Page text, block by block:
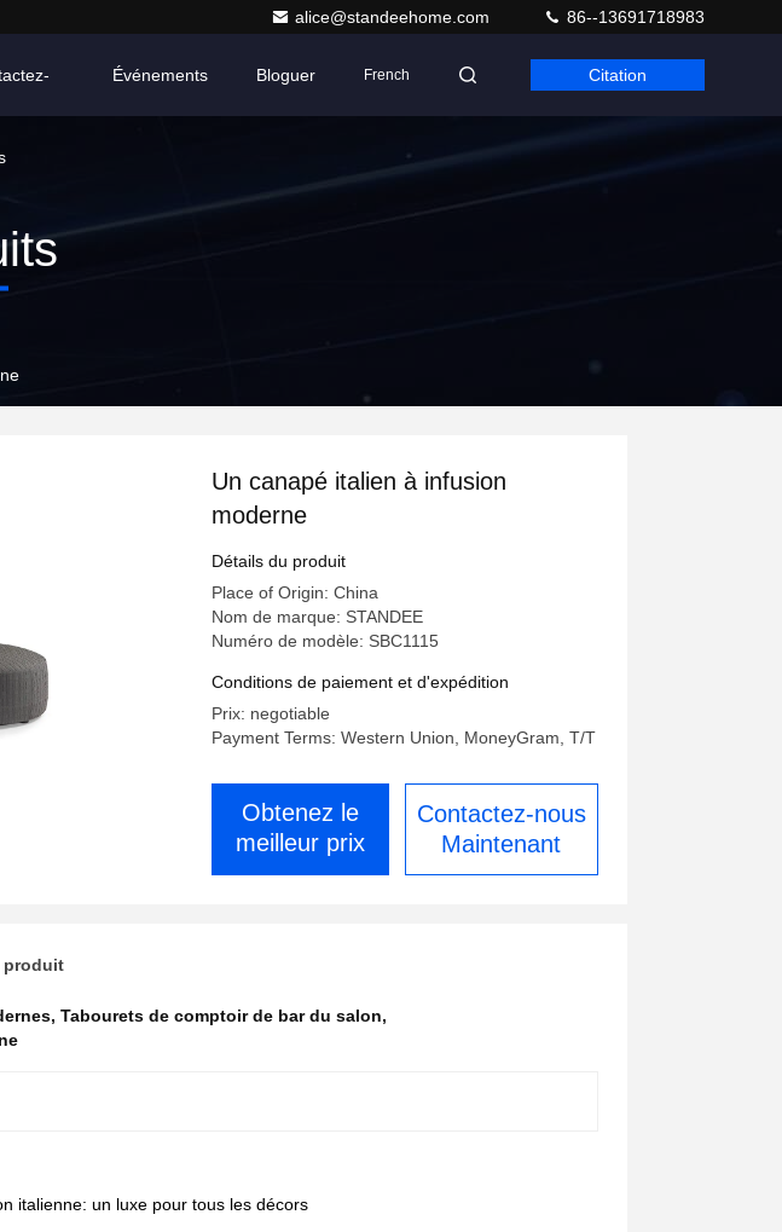
alice@standeehome.com 86--13691718983
Événements Bloguer French Citation
Un canapé italien à infusion
moderne
Détails du produit
Place of Origin: China
Nom de marque: STANDEE
Numéro de modèle: SBC1115
Conditions de paiement et d'expédition
Prix: negotiable
Payment Terms: Western Union, MoneyGram, T/T
Obtenez le
meilleur prix
Contactez-nous
Maintenant
produit
, Tabourets de comptoir de bar du salon,
italienne: un luxe pour tous les décors